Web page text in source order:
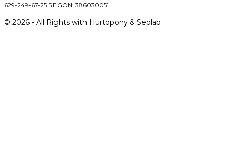
629-249-67-25 REGON: 386030051
© 2026 - All Rights with Hurtopony & Seolab